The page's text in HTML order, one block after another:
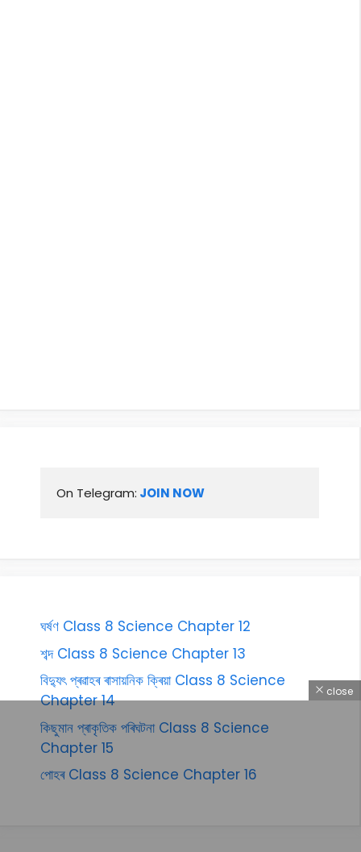
On Telegram: JOIN NOW
ঘৰ্ষণ Class 8 Science Chapter 12
শব্দ Class 8 Science Chapter 13
বিদ্যুৎ প্ৰৱাহৰ ৰাসায়নিক ক্ৰিয়া Class 8 Science
Chapter 14
কিছুমান প্ৰাকৃতিক পৰিঘটনা Class 8 Science
Chapter 15
পোহৰ Class 8 Science Chapter 16
close